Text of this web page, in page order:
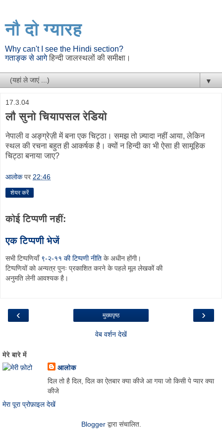
नौ दो ग्यारह
Why can't I see the Hindi section?
गताङ्क से आगेहिन्दी जालस्थलों की समीक्षा।
▼
17.3.04
लौ सुनो चियापसल रेडियो
नेपाली व अङ्ग्रेज़ी में बना एक चिट्ठा। समझ तो ज़्यादा नहीं आया, लेकिन
स्थल की रचना बहुत ही आकर्षक है। क्यों न हिन्दी का भी ऐसा ही सामूहिक
चिट्ठा बनाया जाए?
आलोक पर22:46
शेयर करें
कोई टिप्पणी नहीं:
एक टिप्पणी भेजें
सभी टिप्पणियाँ ९-२-११ की टिप्पणी नीति के अधीन होंगी।
टिप्पणियों को अन्यत्र पुनः प्रकाशित करने के पहले मूल लेखकों की
अनुमति लेनी आवश्यक है।
‹ ›
मुख्यपृष्ठ
वेब वर्शन देखें
मेरे बारे में
आलोक
दिल तो है दिल, दिल का ऐतबार क्या कीजे आ गया जो किसी पे प्यार क्या
कीजे
मेरा पूरा प्रोफ़ाइल देखें
Bloggerद्वारा संचालित.